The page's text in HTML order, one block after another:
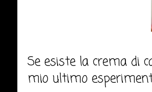
Se esiste la crema di
mio ultimo